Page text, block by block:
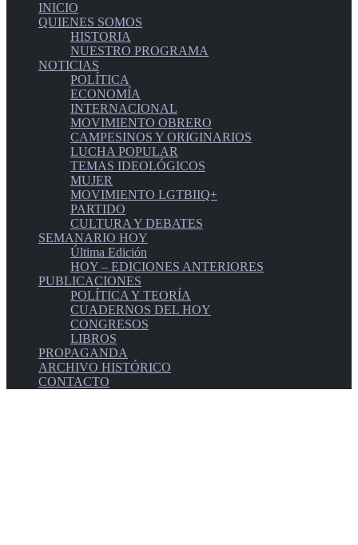
INICIO
QUIENES SOMOS
HISTORIA
NUESTRO PROGRAMA
NOTICIAS
POLÍTICA
ECONOMÍA
INTERNACIONAL
MOVIMIENTO OBRERO
CAMPESINOS Y ORIGINARIOS
LUCHA POPULAR
TEMAS IDEOLÓGICOS
MUJER
MOVIMIENTO LGTBIIQ+
PARTIDO
CULTURA Y DEBATES
SEMANARIO HOY
Última Edición
HOY – EDICIONES ANTERIORES
PUBLICACIONES
POLÍTICA Y TEORÍA
CUADERNOS DEL HOY
CONGRESOS
LIBROS
PROPAGANDA
ARCHIVO HISTÓRICO
CONTACTO